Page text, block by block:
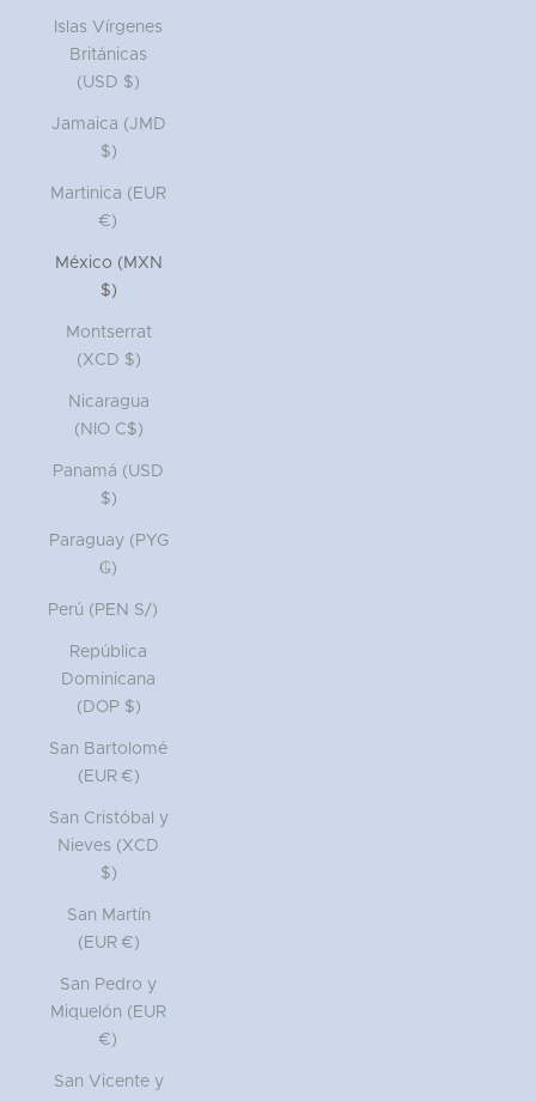
Islas Vírgenes
Británicas
(USD $)
Jamaica (JMD
$)
Martinica (EUR
€)
México (MXN
$)
Montserrat
(XCD $)
Nicaragua
(NIO C$)
Panamá (USD
$)
Paraguay (PYG
₲)
Perú (PEN S/)
República
Dominicana
(DOP $)
San Bartolomé
(EUR €)
San Cristóbal y
Nieves (XCD
$)
San Martín
(EUR €)
San Pedro y
Miquelón (EUR
€)
San Vicente y